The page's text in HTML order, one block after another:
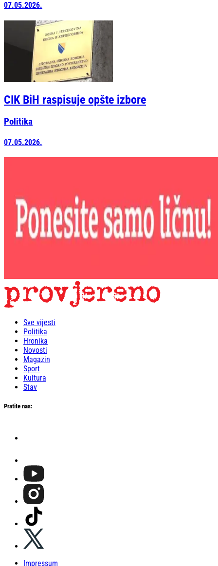
07.05.2026.
CIK BiH raspisuje opšte izbore
Politika
07.05.2026.
Sve vijesti
Politika
Hronika
Novosti
Magazin
Sport
Kultura
Stav
Pratite nas:
Impressum